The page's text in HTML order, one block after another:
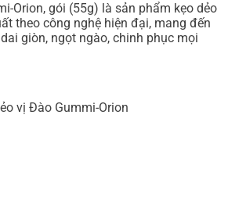
Orion, gói (55g) là sản phẩm kẹo dẻo
theo công nghệ hiện đại, mang đến
giòn, ngọt ngào, chinh phục mọi
vị Đào Gummi-Orion